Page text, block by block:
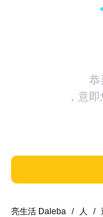
恭
，意
亮生活 Daleba / 人 /